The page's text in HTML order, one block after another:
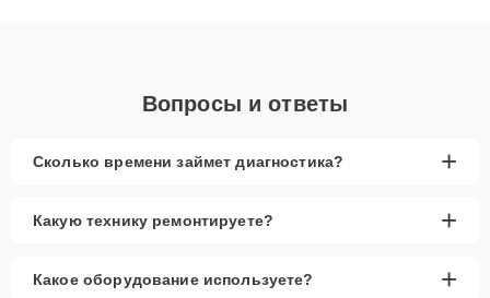
Вопросы и ответы
Сколько времени займет диагностика? +
Какую технику ремонтируете? +
Какое оборудование используете? +